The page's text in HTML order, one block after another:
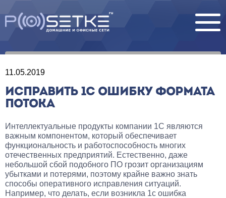
11.05.2019
ИСПРАВИТЬ 1С ОШИБКУ ФОРМАТА
ПОТОКА
Интеллектуальные продукты компании 1С являются
важным компонентом, который обеспечивает
функциональность и работоспособность многих
отечественных предприятий. Естественно, даже
небольшой сбой подобного ПО грозит организациям
убытками и потерями, поэтому крайне важно знать
способы оперативного исправления ситуаций.
Например, что делать, если возникла 1с ошибка